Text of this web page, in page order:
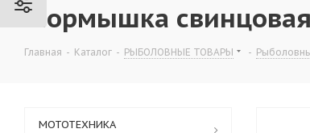
Мормышка
Главная - Каталог - РЫБОЛОВНЫЕ ТОВАРЫ -
МОТОТЕХНИКА